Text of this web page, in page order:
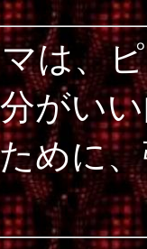
は、
がい
めに